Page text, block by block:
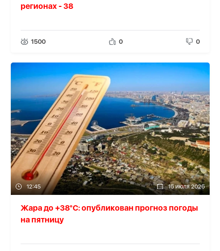
регионах - 38
1500 0 0
12:45 16 июля 2026
Жара до +38°C: опубликован прогноз погоды
на пятницу